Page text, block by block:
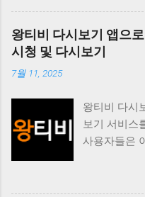
공합니다. 티
로그램을
고 싶은 채널
한 앱입니다.
원하는 콘텐
양한 기능을
은 사용자가
그램을 언
왕티비 다시보기 앱으
시청 및 다시보기
7월 11, 2025
왕티비 다시
보기 서비스
사용자들은
드라마 예
츠를 제공하